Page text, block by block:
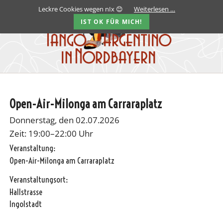
Open-Air-Milonga am Carraraplatz
Donnerstag, den 02.07.2026
Zeit: 19:00–22:00 Uhr
Veranstaltung:
Open-Air-Milonga am Carraraplatz
Veranstaltungsort:
Hallstrasse
Ingolstadt
Leckre Cookies wegen nIx 😊 Weiterlesen …
IST OK FÜR MICH!